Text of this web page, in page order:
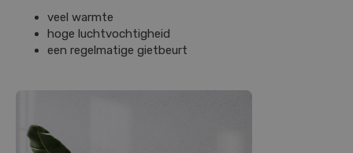
veel warmte
hoge luchtvochtigheid
een regelmatige gietbeurt